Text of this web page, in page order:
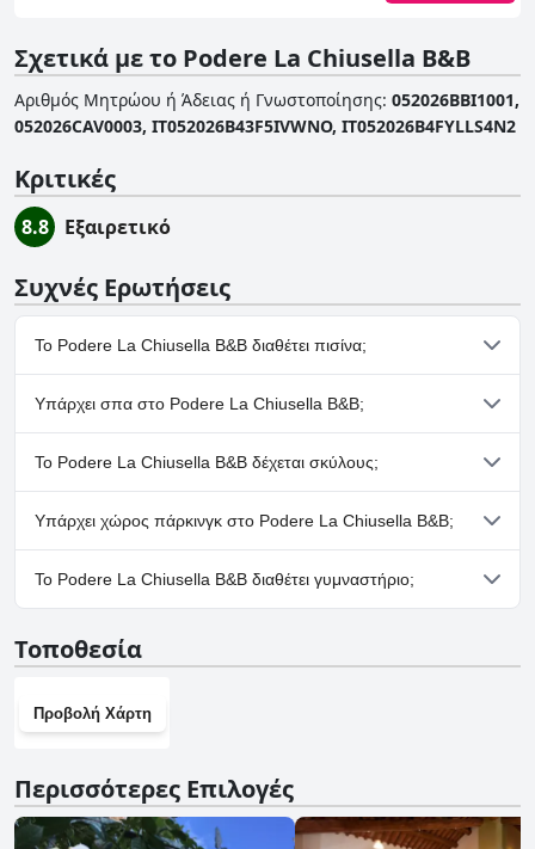
Σχετικά με το Podere La Chiusella B&B
Αριθμός Μητρώου ή Άδειας ή Γνωστοποίησης: 052026BBI1001,
052026CAV0003, IT052026B43F5IVWNO, IT052026B4FYLLS4N2
Κριτικές
8.8 Εξαιρετικό
Συχνές Ερωτήσεις
Το Podere La Chiusella B&B διαθέτει πισίνα;
Ναι, το Podere La Chiusella B&B διαθέτει πισίνα/πισίνες που
ανήκουν σε μία ή περισσότερες από τις ακόλουθες κατηγορίες:
Εξωτερική Πισίνα.
Υπάρχει σπα στο Podere La Chiusella B&B;
Όχι, το Podere La Chiusella B&B δεν διαθέτει σπα.
Το Podere La Chiusella B&B δέχεται σκύλους;
Ναι, το Podere La Chiusella B&B δέχεται σκύλους.
Υπάρχει χώρος πάρκινγκ στο Podere La Chiusella B&B;
Όχι, δεν υπάρχουν εγκαταστάσεις πάρκινγκ στο Podere La
Chiusella B&B.
Το Podere La Chiusella B&B διαθέτει γυμναστήριο;
Τοποθεσία
Προβολή Χάρτη
Περισσότερες Επιλογές